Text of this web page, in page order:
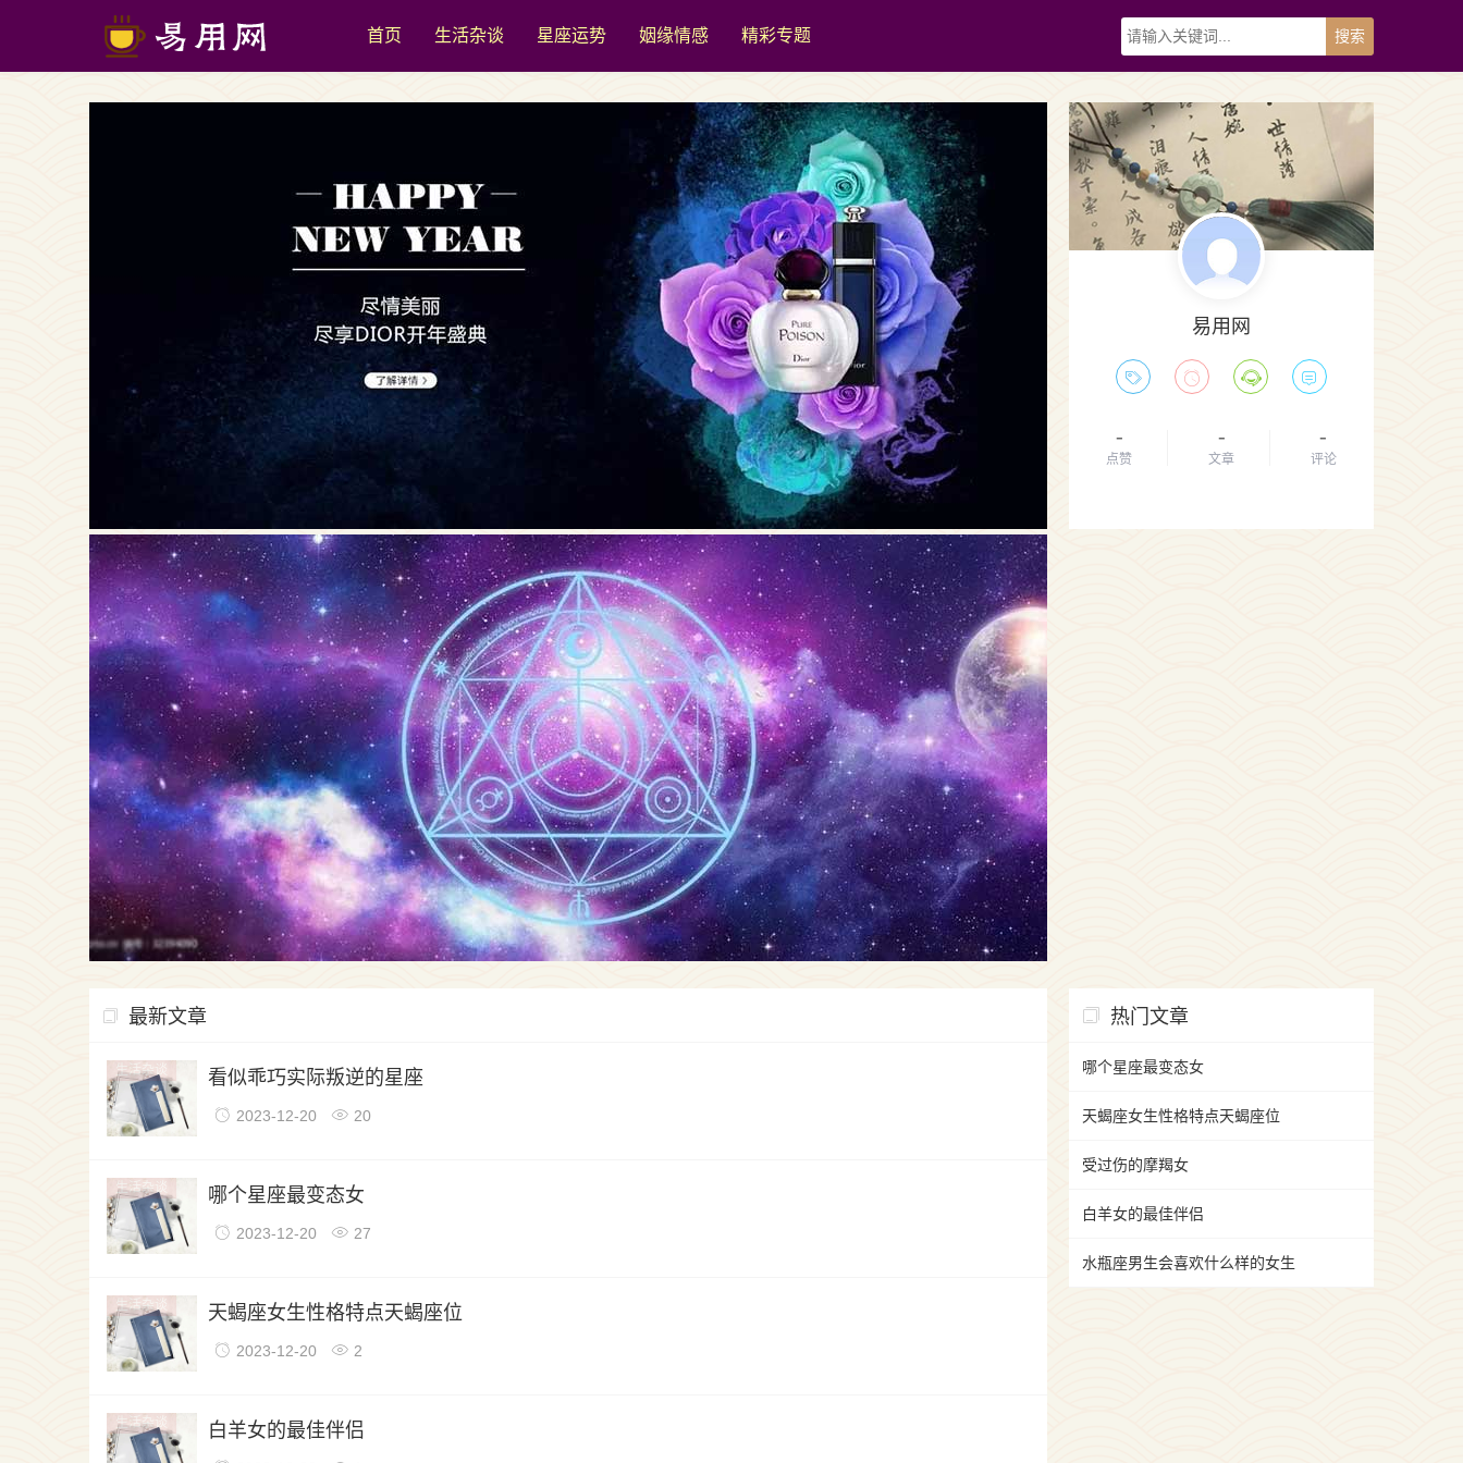
首页 生活杂谈 星座运势 姻缘情感 精彩专题
易用网
-
点赞
-
文章
-
评论
最新文章
生活杂谈 看似乖巧实际叛逆的星座
2023-12-20 20
生活杂谈 哪个星座最变态女
2023-12-20 27
生活杂谈 天蝎座女生性格特点天蝎座位
2023-12-20 2
生活杂谈 白羊女的最佳伴侣
热门文章
哪个星座最变态女
天蝎座女生性格特点天蝎座位
受过伤的摩羯女
白羊女的最佳伴侣
水瓶座男生会喜欢什么样的女生